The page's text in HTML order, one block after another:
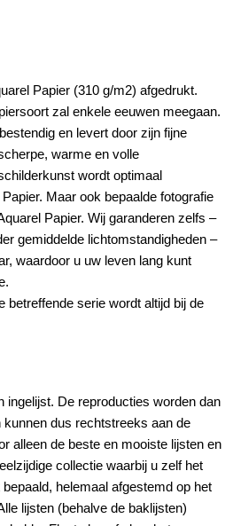
Papier (310 g/m2) afgedrukt.
zal enkele eeuwen meegaan.
en levert door zijn fijne
warme en volle
wordt optimaal
Maar ook bepaalde fotografie
Papier. Wij garanderen zelfs –
gemiddelde lichtomstandigheden –
waardoor u uw leven lang kunt
betreffende serie wordt altijd bij de
ingelijst. De reproducties worden dan
kunnen dus rechtstreeks aan de
alleen de beste en mooiste lijsten en
collectie waarbij u zelf het
helemaal afgestemd op het
lijsten (behalve de baklijsten)